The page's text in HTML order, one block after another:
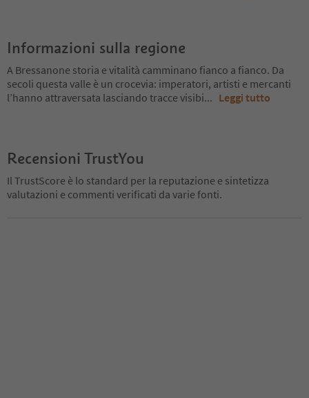
Informazioni sulla regione
A Bressanone storia e vitalità camminano fianco a fianco. Da
secoli questa valle è un crocevia: imperatori, artisti e mercanti
l’hanno attraversata lasciando tracce visibi... Leggi tutto
Recensioni TrustYou
Il TrustScore è lo standard per la reputazione e sintetizza
valutazioni e commenti verificati da varie fonti.